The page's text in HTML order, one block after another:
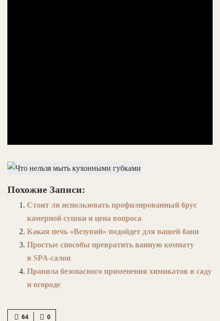
Похожие Записи:
Стоит ли использовать профилированный брус
камерной сушки и цена вопроса
Какая печь «Везувий» подойдет для вашей бани
Простые способы превратить ванную комнату
в SPA-салон
Правила безопасного применения химикатов в саду
и огороде
0
64